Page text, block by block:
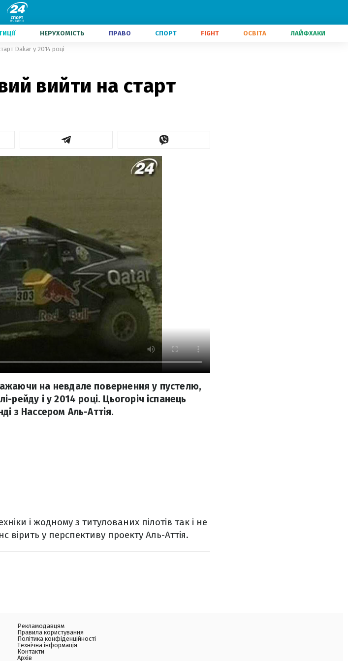
НЕРУХОМІСТЬ ПРАВО СПОРТ FIGHT ОСВІТА ЛАЙФХАКИ
Dakar у 2014 році
вийти на старт
на невдале повернення у пустелю,
рейду і у 2014 році. Цьогоріч іспанець
з Нассером Аль-Аттія.
і жодному з титулованих пілотів так і не
вірить у перспективу проекту Аль-Аттія.
Рекламодавцям
Правила користування
Політика конфіденційності
Технічна інформація
Контакти
Архів